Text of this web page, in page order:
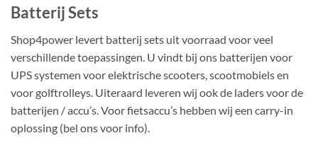
Batterij Sets
Shop4power levert batterij sets uit voorraad voor veel
verschillende toepassingen. U vindt bij ons batterijen voor
UPS systemen voor elektrische scooters, scootmobiels en
voor golftrolleys. Uiteraard leveren wij ook de laders voor de
batterijen / accu’s. Voor fietsaccu’s hebben wij een carry-in
oplossing (bel ons voor info).